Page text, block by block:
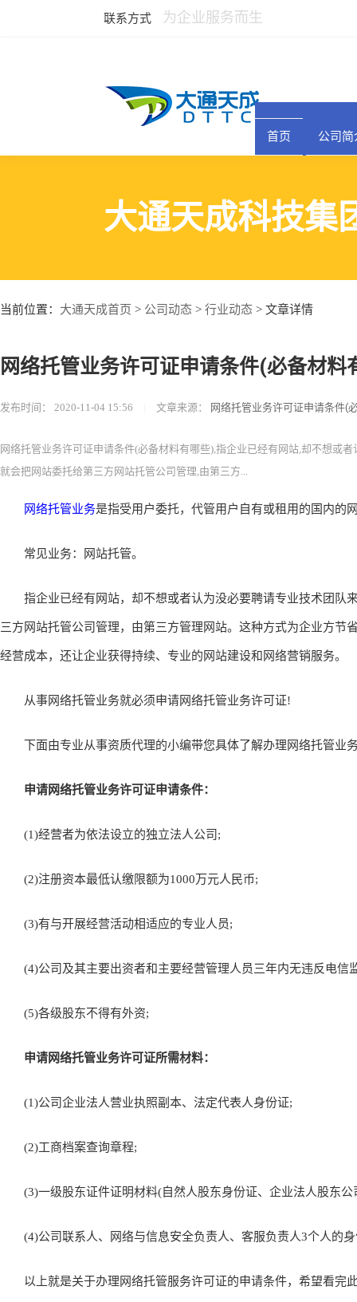
联系方式 为企业服务而生
首页 公司简
大通天成科技集
当前位置： 大通天成首页 > 公司动态 > 行业动态 > 文章详情
网络托管业务许可证申请条件(必备材料
发布时间： 2020-11-04 15:56 文章来源： 网络托管业务许可证申请条件(
网络托管业务许可证申请条件(必备材料有哪些),指企业已经有网站,却不想或
就会把网站委托给第三方网站托管公司管理,由第三方...
网络托管业务是指受用户委托，代管用户自有或租用的国内的
常见业务：网站托管。
指企业已经有网站，却不想或者认为没必要聘请专业技术团队
三方网站托管公司管理，由第三方管理网站。这种方式为企业方节
经营成本，还让企业获得持续、专业的网站建设和网络营销服务。
从事网络托管业务就必须申请网络托管业务许可证!
下面由专业从事资质代理的小编带您具体了解办理网络托管业
申请网络托管业务许可证申请条件：
(1)经营者为依法设立的独立法人公司;
(2)注册资本最低认缴限额为1000万元人民币;
(3)有与开展经营活动相适应的专业人员;
(4)公司及其主要出资者和主要经营管理人员三年内无违反电信
(5)各级股东不得有外资;
申请网络托管业务许可证所需材料：
(1)公司企业法人营业执照副本、法定代表人身份证;
(2)工商档案查询章程;
(3)一级股东证件证明材料(自然人股东身份证、企业法人股东公
(4)公司联系人、网络与信息安全负责人、客服负责人3个人的身
以上就是关于办理网络托管服务许可证的申请条件，希望看完